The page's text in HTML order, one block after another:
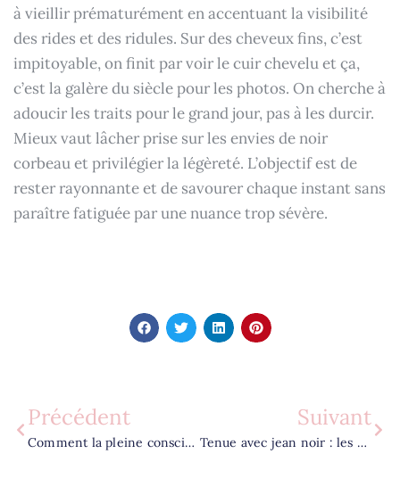
à vieillir prématurément en accentuant la visibilité
des rides et des ridules. Sur des cheveux fins, c’est
impitoyable, on finit par voir le cuir chevelu et ça,
c’est la galère du siècle pour les photos. On cherche à
adoucir les traits pour le grand jour, pas à les durcir.
Mieux vaut lâcher prise sur les envies de noir
corbeau et privilégier la légèreté. L’objectif est de
rester rayonnante et de savourer chaque instant sans
paraître fatiguée par une nuance trop sévère.
Précédent
Comment la pleine conscience aide-t-elle à réduire le stress au quotidien ?
Suivant
Tenue avec jean noir : les tendances incontournables de la saison 2025